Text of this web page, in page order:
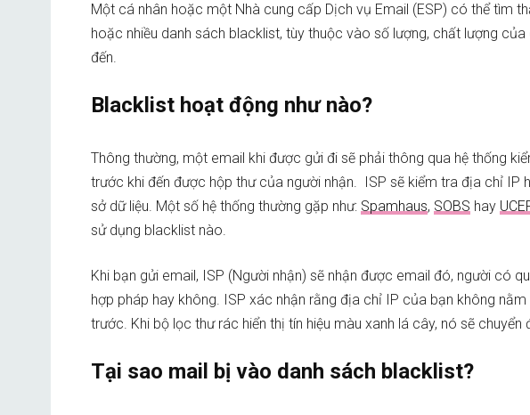
Một cá nhân hoặc một Nhà cung cấp Dịch vụ Email (ESP) có thể tìm
hoặc nhiều danh sách blacklist, tùy thuộc vào số lượng, chất lượng
đến.
Blacklist hoạt động như nào?
Thông thường, một email khi được gửi đi sẽ phải thông qua hệ thống
trước khi đến được hộp thư của người nhận. ISP sẽ kiểm tra địa chỉ IP
sở dữ liệu. Một số hệ thống thường gặp như: Spamhaus, SOBS hay
sử dụng blacklist nào.
Khi bạn gửi email, ISP (Người nhận) sẽ nhận được email đó, người có
hợp pháp hay không. ISP xác nhận rằng địa chỉ IP của bạn không
trước. Khi bộ lọc thư rác hiển thị tín hiệu màu xanh lá cây, nó sẽ chuyển
Tại sao mail bị vào danh sách blacklist?